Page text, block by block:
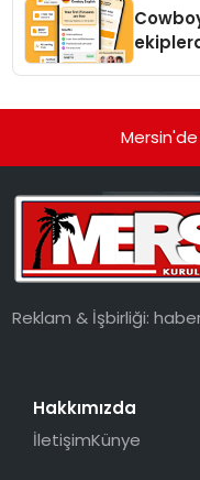
Reklam & İşbirliği:
Hakkımızda
İletişimKünye